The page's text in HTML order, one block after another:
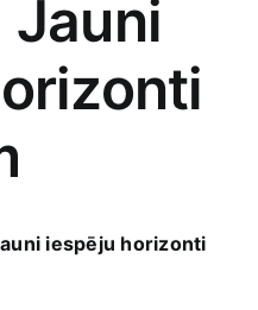
Jaunākie pārdevēji
iespēju horizonti